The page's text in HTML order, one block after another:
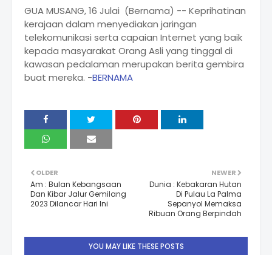
GUA MUSANG, 16 Julai (Bernama) -- Keprihatinan
kerajaan dalam menyediakan jaringan
telekomunikasi serta capaian Internet yang baik
kepada masyarakat Orang Asli yang tinggal di
kawasan pedalaman merupakan berita gembira
buat mereka. -BERNAMA
NEWER
Dunia : Kebakaran Hutan
Di Pulau La Palma
Sepanyol Memaksa
Ribuan Orang Berpindah
OLDER
Am : Bulan Kebangsaan
Dan Kibar Jalur Gemilang
2023 Dilancar Hari Ini
YOU MAY LIKE THESE POSTS